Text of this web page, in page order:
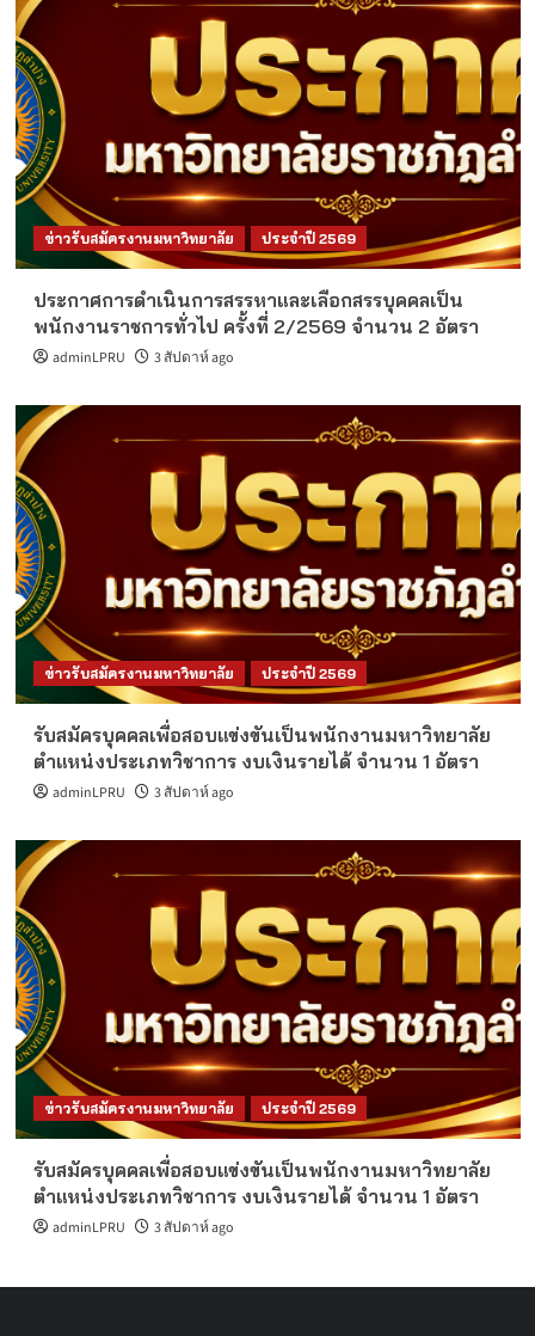
ข่าวรับสมัครงานมหาวิทยาลัย ประจำปี 2569
ประกาศการดำเนินการสรรหาและเลือกสรรบุคคลเป็น
พนักงานราชการทั่วไป ครั้งที่ 2/2569 จำนวน 2 อัตรา
adminLPRU 3 สัปดาห์ ago
ข่าวรับสมัครงานมหาวิทยาลัย ประจำปี 2569
รับสมัครบุคคลเพื่อสอบแข่งขันเป็นพนักงานมหาวิทยาลัย
ตำแหน่งประเภทวิชาการ งบเงินรายได้ จำนวน 1 อัตรา
adminLPRU 3 สัปดาห์ ago
ข่าวรับสมัครงานมหาวิทยาลัย ประจำปี 2569
รับสมัครบุคคลเพื่อสอบแข่งขันเป็นพนักงานมหาวิทยาลัย
ตำแหน่งประเภทวิชาการ งบเงินรายได้ จำนวน 1 อัตรา
adminLPRU 3 สัปดาห์ ago